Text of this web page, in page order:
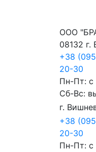
ООО
08132
+38
20-30
Пн-Пт: с
Сб-Вс:
г.
+38
20-30
Пн-Пт: с